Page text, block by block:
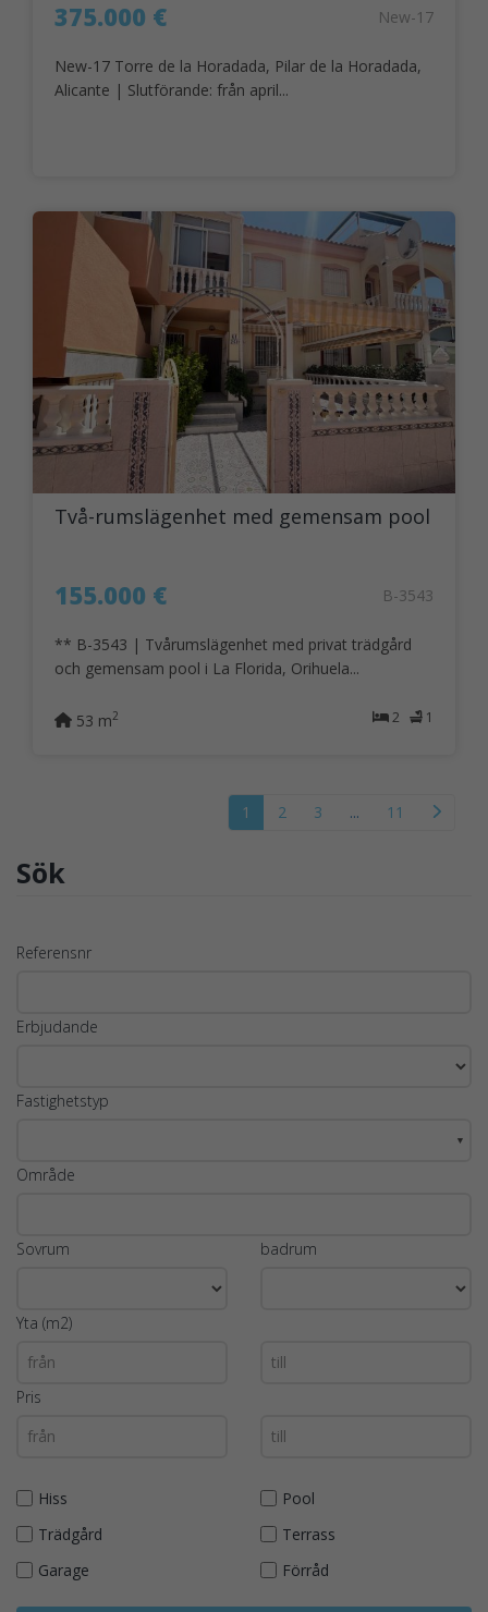
375.000 € New-17
New-17 Torre de la Horadada, Pilar de la Horadada,
Alicante | Slutförande: från april...
Två-rumslägenhet med gemensam pool
155.000 € B-3543
** B-3543 | Tvårumslägenhet med privat trädgård
och gemensam pool i La Florida, Orihuela...
2 1
53 m2
1 2 3 ... 11
Sök
Referensnr
Erbjudande
Fastighetstyp
▼
Område
Sovrum badrum
Yta (m2)
Pris
Hiss
Pool
Trädgård
Terrass
Garage
Förråd